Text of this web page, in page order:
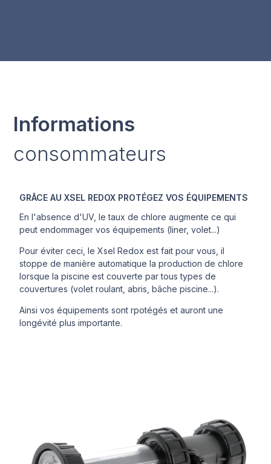
Informations
consommateurs
GRÂCE AU XSEL REDOX PROTÉGEZ VOS ÉQUIPEMENTS
En l'absence d'UV, le taux de chlore augmente ce qui
peut endommager vos équipements (liner, volet...)
Pour éviter ceci, le Xsel Redox est fait pour vous, il
stoppe de manière automatique la production de chlore
lorsque la piscine est couverte par tous types de
couvertures (volet roulant, abris, bâche piscine...).
Ainsi vos équipements sont rpotégés et auront une
longévité plus importante.